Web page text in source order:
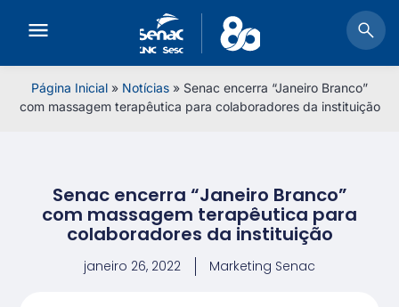
Página Inicial » Notícias » Senac encerra “Janeiro Branco”
com massagem terapêutica para colaboradores da instituição
Senac encerra “Janeiro Branco”
com massagem terapêutica para
colaboradores da instituição
janeiro 26, 2022 Marketing Senac